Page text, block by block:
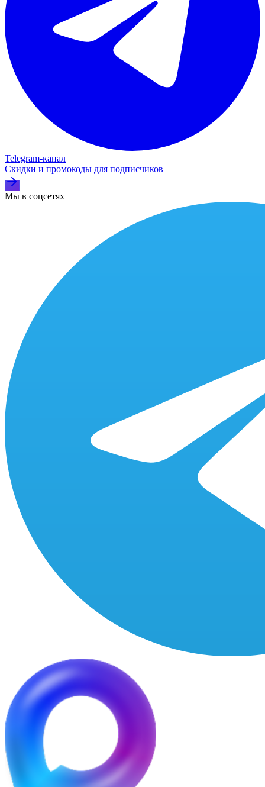
Telegram‑канал
Скидки и промокоды для подписчиков
Мы в соцсетях